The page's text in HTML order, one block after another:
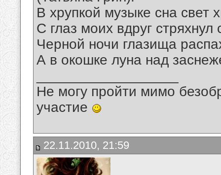
В хрупкой музыке сна свет
С глаз моих вдруг
Черной ночи глазища
А в окошке луна над
Не могу пройти мимо
участие
22.11.2010, 21:59